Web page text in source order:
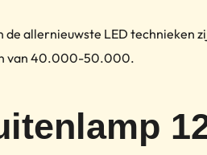
de allernieuwste LED technieken
van 40.000-50.000.